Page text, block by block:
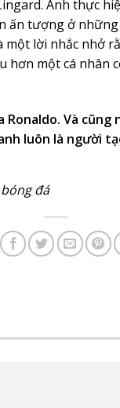
Anh thực
ấn tượng ở
một lời nhắc nhở
hơn một cá nhân
Ronaldo. Và cũng
luôn là người
đá